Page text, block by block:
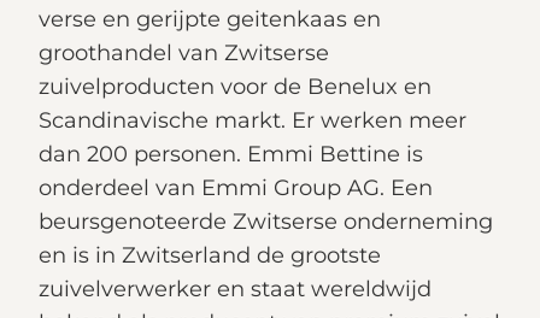
verse en gerijpte geitenkaas en
groothandel van Zwitserse
zuivelproducten voor de Benelux en
Scandinavische markt. Er werken meer
dan 200 personen. Emmi Bettine is
onderdeel van Emmi Group AG. Een
beursgenoteerde Zwitserse onderneming
en is in Zwitserland de grootste
zuivelverwerker en staat wereldwijd